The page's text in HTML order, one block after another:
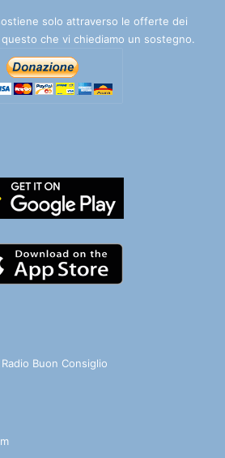
solo attraverso le offerte dei
che vi chiediamo un sostegno.
Buon Consiglio